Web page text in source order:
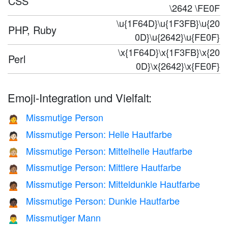
\2642 \FE0F
PHP, Ruby
\u{1F64D}\u{1F3FB}\u{20
0D}\u{2642}\u{FE0F}
Perl
\x{1F64D}\x{1F3FB}\x{20
0D}\x{2642}\x{FE0F}
Emoji-Integration und Vielfalt:
🙍 Missmutige Person
🙍🏻 Missmutige Person: Helle Hautfarbe
🙍🏼 Missmutige Person: Mittelhelle Hautfarbe
🙍🏽 Missmutige Person: Mittlere Hautfarbe
🙍🏾 Missmutige Person: Mitteldunkle Hautfarbe
🙍🏿 Missmutige Person: Dunkle Hautfarbe
🙍‍♂️ Missmutiger Mann